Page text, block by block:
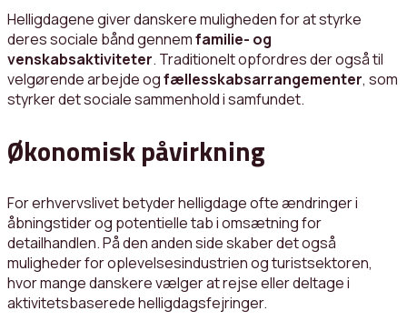
Helligdagene giver danskere muligheden for at styrke
deres sociale bånd gennemfamilie- og
venskabsaktiviteter. Traditionelt opfordres der også til
velgørende arbejde ogfællesskabsarrangementer, som
styrker det sociale sammenhold i samfundet.
Økonomisk påvirkning
For erhvervslivet betyder helligdage ofte ændringer i
åbningstider og potentielle tab i omsætning for
detailhandlen. På den anden side skaber det også
muligheder for oplevelsesindustrien og turistsektoren,
hvor mange danskere vælger at rejse eller deltage i
aktivitetsbaserede helligdagsfejringer.